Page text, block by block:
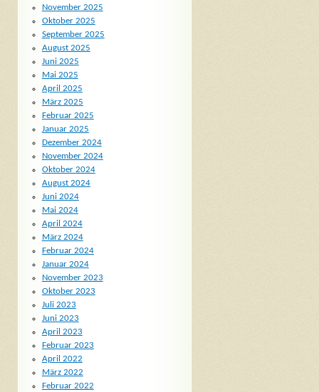
November 2025
Oktober 2025
September 2025
August 2025
Juni 2025
Mai 2025
April 2025
März 2025
Februar 2025
Januar 2025
Dezember 2024
November 2024
Oktober 2024
August 2024
Juni 2024
Mai 2024
April 2024
März 2024
Februar 2024
Januar 2024
November 2023
Oktober 2023
Juli 2023
Juni 2023
April 2023
Februar 2023
April 2022
März 2022
Februar 2022